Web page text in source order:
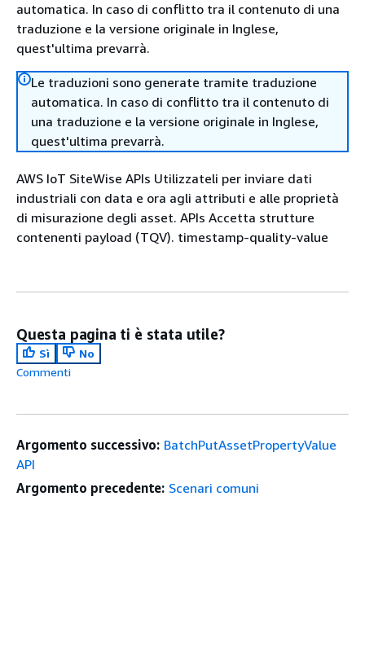
automatica. In caso di conflitto tra il contenuto di una
traduzione e la versione originale in Inglese,
quest'ultima prevarrà.
Le traduzioni sono generate tramite traduzione
automatica. In caso di conflitto tra il contenuto di
una traduzione e la versione originale in Inglese,
quest'ultima prevarrà.
AWS IoT SiteWise APIs Utilizzateli per inviare dati
industriali con data e ora agli attributi e alle proprietà
di misurazione degli asset. APIs Accetta strutture
contenenti payload (TQV). timestamp-quality-value
Questa pagina ti è stata utile?
Sì
No
Commenti
Argomento successivo: BatchPutAssetPropertyValue
API
Argomento precedente: Scenari comuni